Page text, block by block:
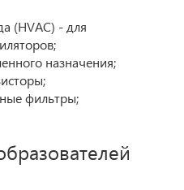
(HVAC) - для
назначения;
фильтры;